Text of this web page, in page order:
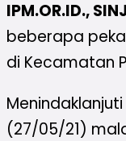
IPM.OR.ID.,
beberapa
di Kecamatan
(27/05/21)